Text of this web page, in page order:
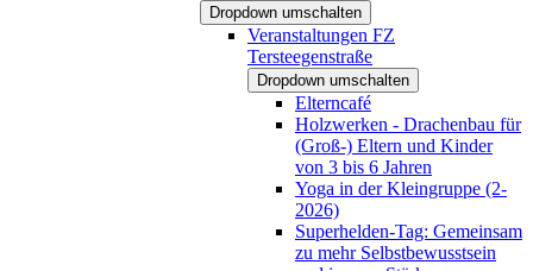
Dropdown umschalten
Veranstaltungen FZ
Tersteegenstraße
Dropdown umschalten
Elterncafé
Holzwerken - Drachenbau für
(Groß-) Eltern und Kinder
von 3 bis 6 Jahren
Yoga in der Kleingruppe (2-
2026)
Superhelden-Tag: Gemeinsam
zu mehr Selbstbewusstsein